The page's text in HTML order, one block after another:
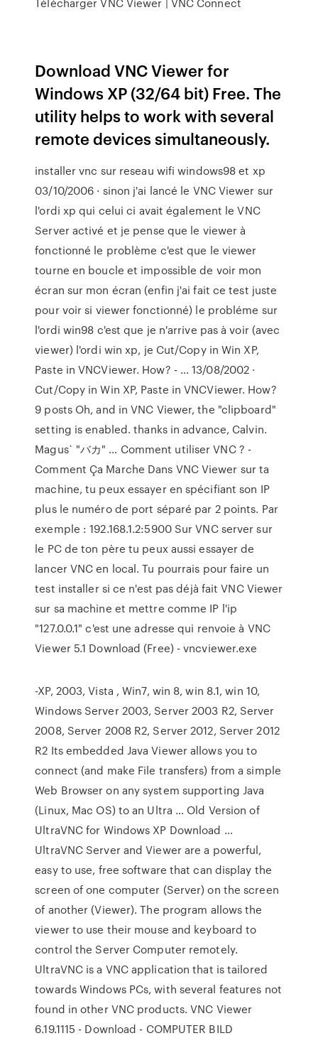
Download VNC Viewer for
Windows XP (32/64 bit) Free. The
utility helps to work with several
remote devices simultaneously.
installer vnc sur reseau wifi windows98 et xp
03/10/2006 · sinon j'ai lancé le VNC Viewer sur
l'ordi xp qui celui ci avait également le VNC
Server activé et je pense que le viewer à
fonctionné le problème c'est que le viewer
tourne en boucle et impossible de voir mon
écran sur mon écran (enfin j'ai fait ce test juste
pour voir si viewer fonctionné) le probléme sur
l'ordi win98 c'est que je n'arrive pas à voir (avec
viewer) l'ordi win xp, je Cut/Copy in Win XP,
Paste in VNCViewer. How? - … 13/08/2002 ·
Cut/Copy in Win XP, Paste in VNCViewer. How?
9 posts Oh, and in VNC Viewer, the "clipboard"
setting is enabled. thanks in advance, Calvin.
Magus` "バカ" … Comment utiliser VNC ? -
Comment Ça Marche Dans VNC Viewer sur ta
machine, tu peux essayer en spécifiant son IP
plus le numéro de port séparé par 2 points. Par
exemple : 192.168.1.2:5900 Sur VNC server sur
le PC de ton père tu peux aussi essayer de
lancer VNC en local. Tu pourrais pour faire un
test installer si ce n'est pas déjà fait VNC Viewer
sur sa machine et mettre comme IP l'ip
"127.0.0.1" c'est une adresse qui renvoie à VNC
Viewer 5.1 Download (Free) - vncviewer.exe
-XP, 2003, Vista , Win7, win 8, win 8.1, win 10,
Windows Server 2003, Server 2003 R2, Server
2008, Server 2008 R2, Server 2012, Server 2012
R2 Its embedded Java Viewer allows you to
connect (and make File transfers) from a simple
Web Browser on any system supporting Java
(Linux, Mac OS) to an Ultra … Old Version of
UltraVNC for Windows XP Download …
UltraVNC Server and Viewer are a powerful,
easy to use, free software that can display the
screen of one computer (Server) on the screen
of another (Viewer). The program allows the
viewer to use their mouse and keyboard to
control the Server Computer remotely.
UltraVNC is a VNC application that is tailored
towards Windows PCs, with several features not
found in other VNC products. VNC Viewer
6.19.1115 - Download - COMPUTER BILD